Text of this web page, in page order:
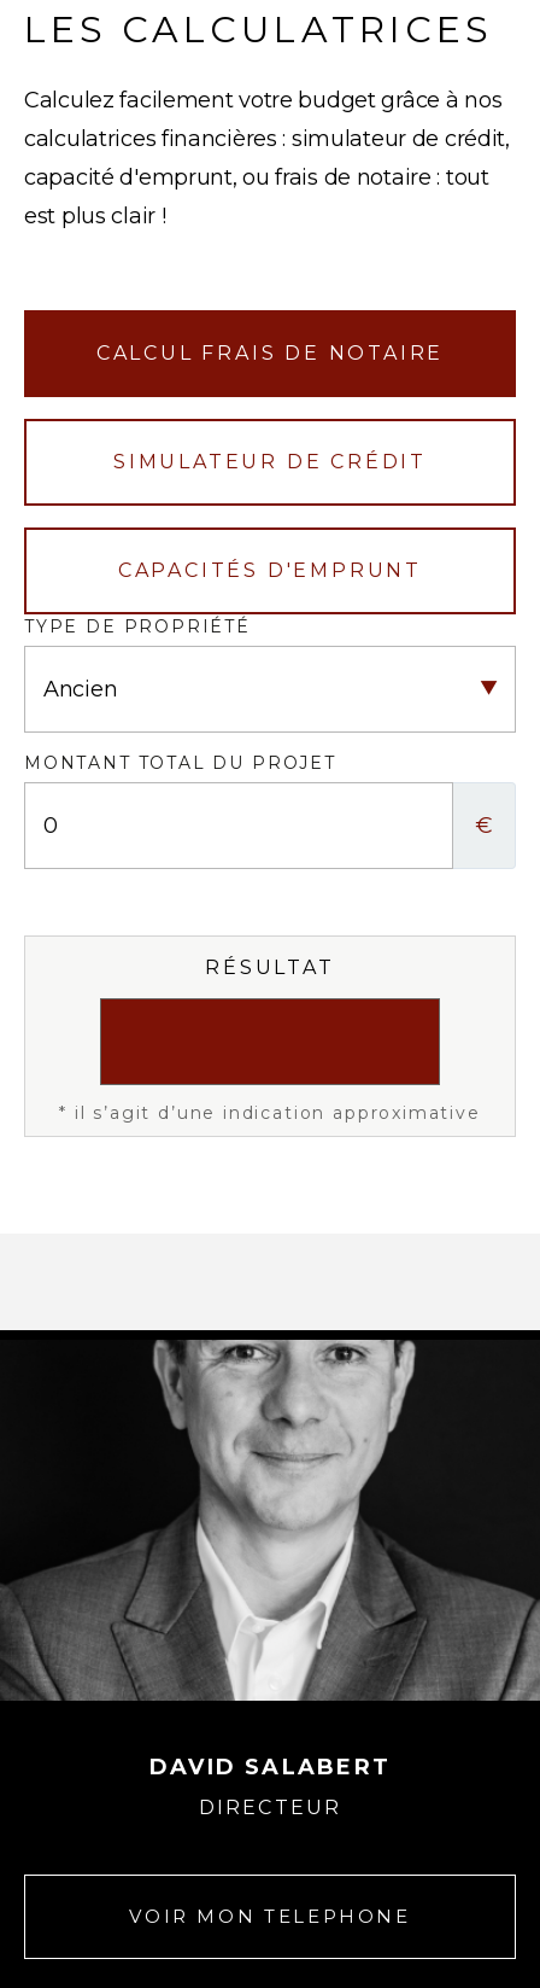
LES CALCULATRICES
Calculez facilement votre budget grâce à nos
calculatrices financières : simulateur de crédit,
capacité d'emprunt, ou frais de notaire : tout
est plus clair !
CALCUL FRAIS DE NOTAIRE
SIMULATEUR DE CRÉDIT
CAPACITÉS D'EMPRUNT
DAVID SALABERT
DIRECTEUR
VOIR MON TELEPHONE